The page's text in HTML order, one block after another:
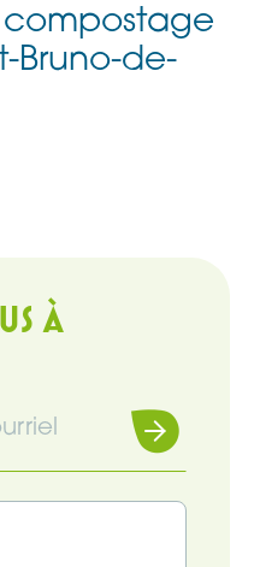
compostage
Bruno-de-
À
Souscrire